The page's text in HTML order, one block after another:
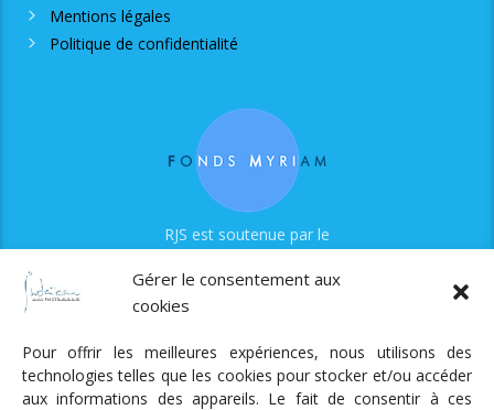
Gérer le consentement aux
cookies
Pour offrir les meilleures expériences, nous utilisons des
technologies telles que les cookies pour stocker et/ou accéder
aux informations des appareils. Le fait de consentir à ces
Mentions légales
Politique de confidentialité
RJS est soutenue par le